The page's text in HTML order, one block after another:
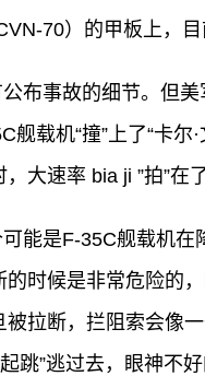
70）的甲板上，目
布事故的细节。但
舰载机“撞”上了“卡
大速率 bia ji ”拍”在
能是F-35C舰载机在
的时候是非常危险的
被拉断，拦阻索会像
跳”逃过去，眼神不